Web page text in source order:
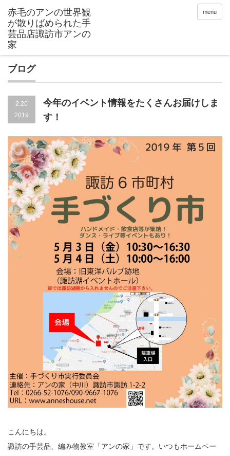
menu
ブログ
2.20
2019
今年のイベント情報をたくさんお届けしま
す！
こんにちは。
諏訪の手芸品、編み物教室「アンの家」です。いつもホームペー